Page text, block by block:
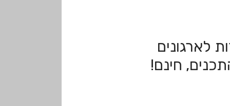
לארגונים
חינם!